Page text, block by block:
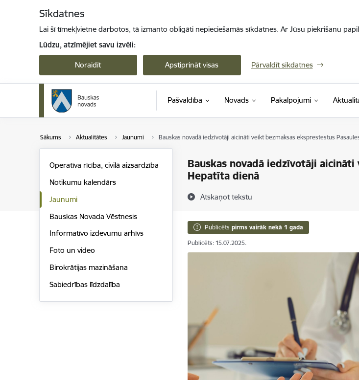
Sīkdatnes
Lai šī tīmekļvietne darbotos, tā izmanto obligāti nepieciešamās sīkdatnes. Ar Jūsu piekrišanu
Lūdzu, atzīmējiet savu izvēli:
Noraidīt Apstiprināt visas Pārvaldīt sīkdatnes
Pašvaldība Novads Pakalpojumi
Sākums Aktualitātes Jaunumi Bauskas novadā iedzīvotāji aicināti veikt bezmaksas eksprestestus
Bauskas novadā iedzīvotāji
Hepatīta dienā
Atskaņot tekstu
Operatīva rīcība, civilā aizsardzība
Notikumu kalendārs
Jaunumi
Bauskas Novada Vēstnesis
Informatīvo izdevumu arhīvs
Foto un video
Birokrātijas mazināšana
Sabiedrības līdzdalība
Publicēts pirms vairāk nekā 1 gada
Publicēts: 15.07.2025.